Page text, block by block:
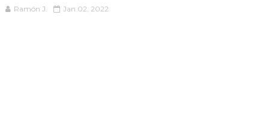
Ramón J. Jan 02, 2022